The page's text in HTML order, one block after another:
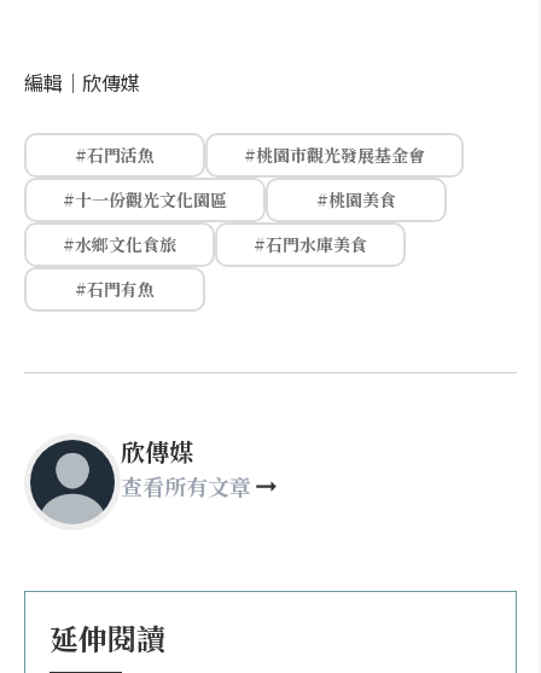
編輯｜ 欣傳媒
#石門活魚
#桃園市觀光發展基金會
#十一份觀光文化園區
#桃園美食
#水鄉文化食旅
#石門水庫美食
#石門有魚
欣傳媒
查看所有文章
延伸閱讀